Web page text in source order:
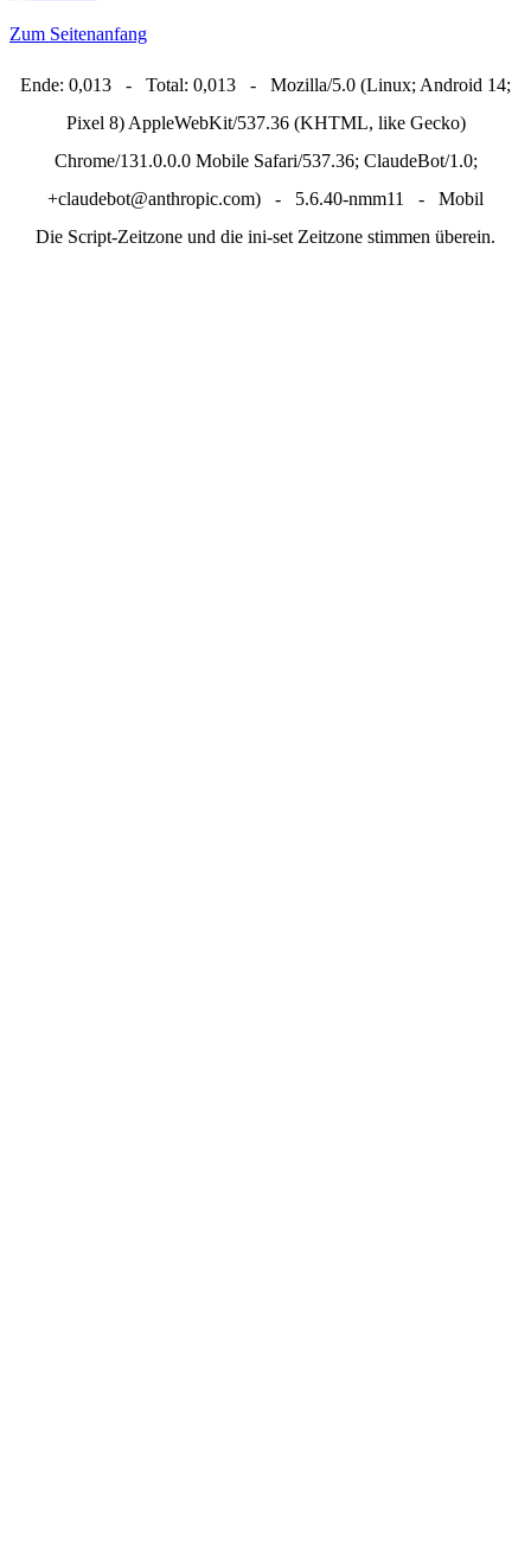
Zum Seitenanfang
Ende: 0,013 - Total: 0,013 - Mozilla/5.0 (Linux; Android 14;
Pixel 8) AppleWebKit/537.36 (KHTML, like Gecko)
Chrome/131.0.0.0 Mobile Safari/537.36; ClaudeBot/1.0;
+claudebot@anthropic.com) - 5.6.40-nmm11 - Mobil
Die Script-Zeitzone und die ini-set Zeitzone stimmen überein.